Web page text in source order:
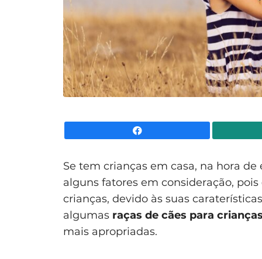
Se tem crianças em casa, na hora
alguns fatores em consideração,
crianças, devido às suas
algumas raças de cães para crianças
mais apropriadas.